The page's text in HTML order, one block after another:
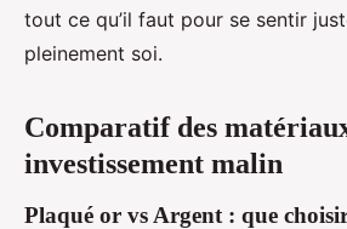
tout ce qu’il faut pour se sentir
pleinement soi.
Comparatif des
investissement malin
Plaqué or vs Argent : que